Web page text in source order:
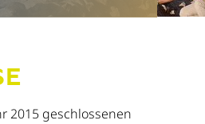
2015 geschlossenen